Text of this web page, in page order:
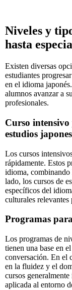
Niveles y
hasta
Existen diversas
estudiantes
en el idioma
alumnos avanzar a
profesionales.
Curso intensivo
estudios
Los cursos
rápidamente. Estos
idioma, combinando
lado, los cursos de
específicos del
culturales relevantes
Programas
Los programas de
tienen una base en
conversación. En el
en la fluidez y el
cursos
aplicada al entorno